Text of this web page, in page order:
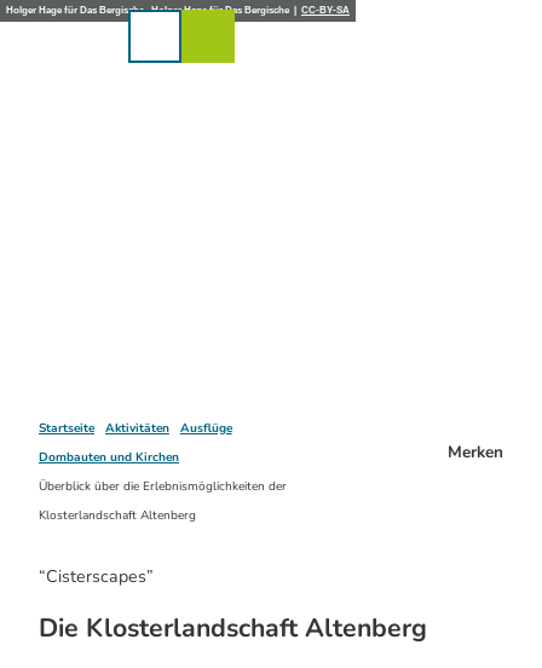
ZHolger Hage für Das Bergische , Holger Hage für Das Bergische | CC-BY-SA
Startseite Aktivitäten
Ausflüge
Dombauten und Kirchen
Überblick über die Erlebnismöglichkeiten der
Klosterlandschaft Altenberg
Merken
“Cisterscapes”
Die Klosterlandschaft Altenberg